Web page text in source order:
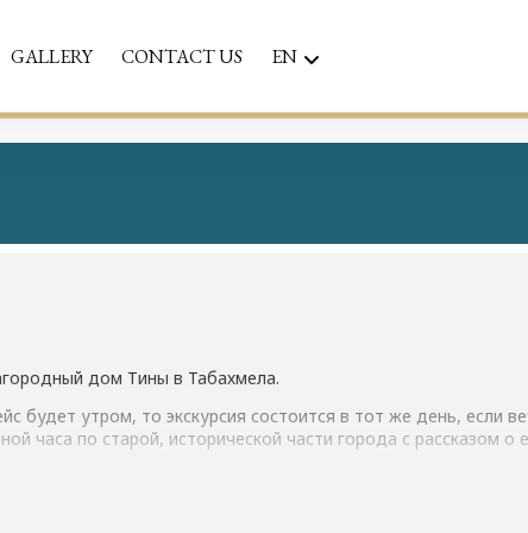
GALLERY CONTACT US EN
дом Тины в Табахмела.
будет утром, то экскурсия состоится в тот же день, если
часа по старой, исторической части города с рассказом о